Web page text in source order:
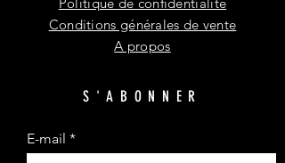
Conditions générales de vente
A propos
S'ABONNER
E-mail